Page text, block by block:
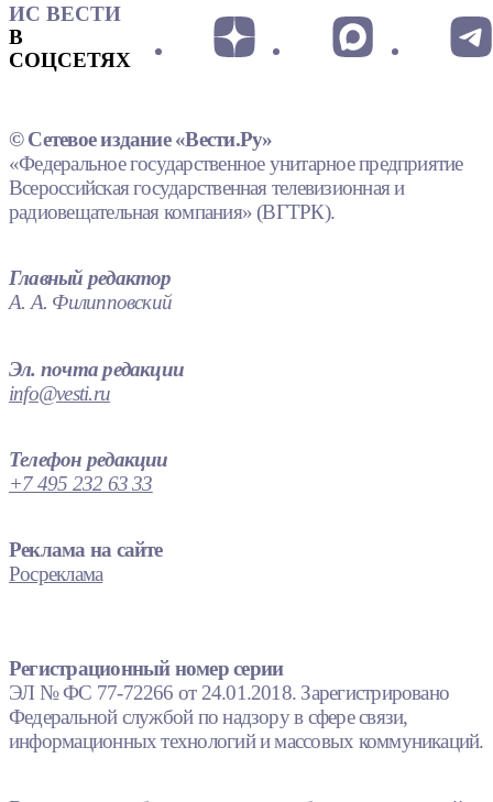
ИС ВЕСТИ
В
СОЦСЕТЯХ
© Сетевое издание «Вести.Ру»
«Федеральное государственное унитарное предприятие
Всероссийская государственная телевизионная и
радиовещательная компания» (ВГТРК).
Главный редактор
А. А. Филипповский
Эл. почта редакции
info@vesti.ru
Телефон редакции
+7 495 232 63 33
Реклама на сайте
Росреклама
Регистрационный номер серии
ЭЛ № ФС 77-72266 от 24.01.2018. Зарегистрировано
Федеральной службой по надзору в сфере связи,
информационных технологий и массовых коммуникаций.